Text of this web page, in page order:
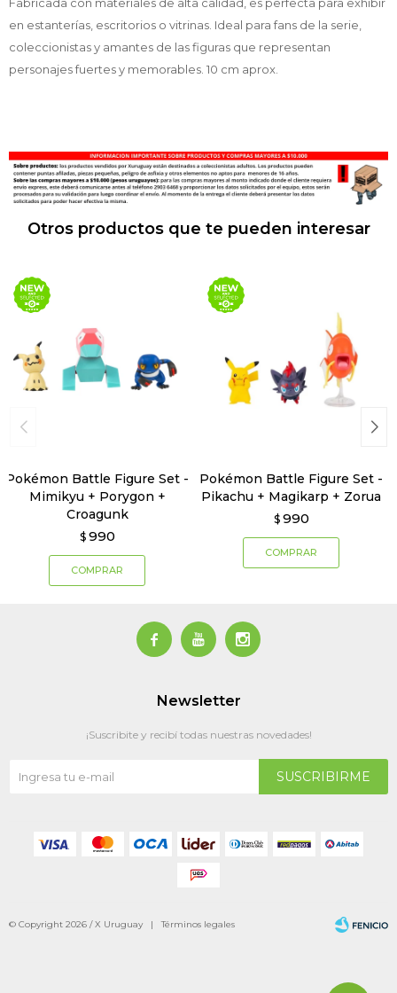
en estanterías, escritorios o vitrinas. Ideal para fans de la serie,
coleccionistas y amantes de las figuras que representan
personajes fuertes y memorables. 10 cm aprox.
Otros productos que te pueden interesar
Pokémon Battle Figure Set -
Mimikyu + Porygon +
Croagunk
$ 990
Pokémon Battle Figure Set -
Pikachu + Magikarp + Zorua
$ 990
  
Newsletter
¡Suscribite y recibí todas nuestras novedades!
SUSCRIBIRME
© Copyright 2026 / X Uruguay |Términos legales